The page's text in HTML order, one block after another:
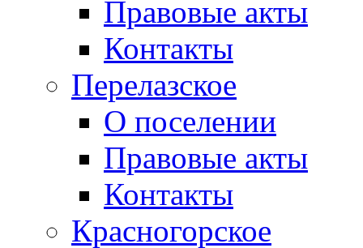
Правовые акты
Контакты
Перелазское
О поселении
Правовые акты
Контакты
Красногорское